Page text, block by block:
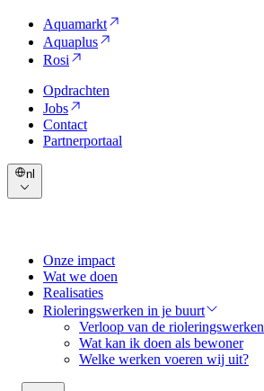
Aquamarkt
Aquaplus
Rosi
Opdrachten
Jobs
Contact
Partnerportaal
nl
Onze impact
Wat we doen
Realisaties
Rioleringswerken in je buurt
Verloop van de rioleringswerken
Wat kan ik doen als bewoner
Welke werken voeren wij uit?